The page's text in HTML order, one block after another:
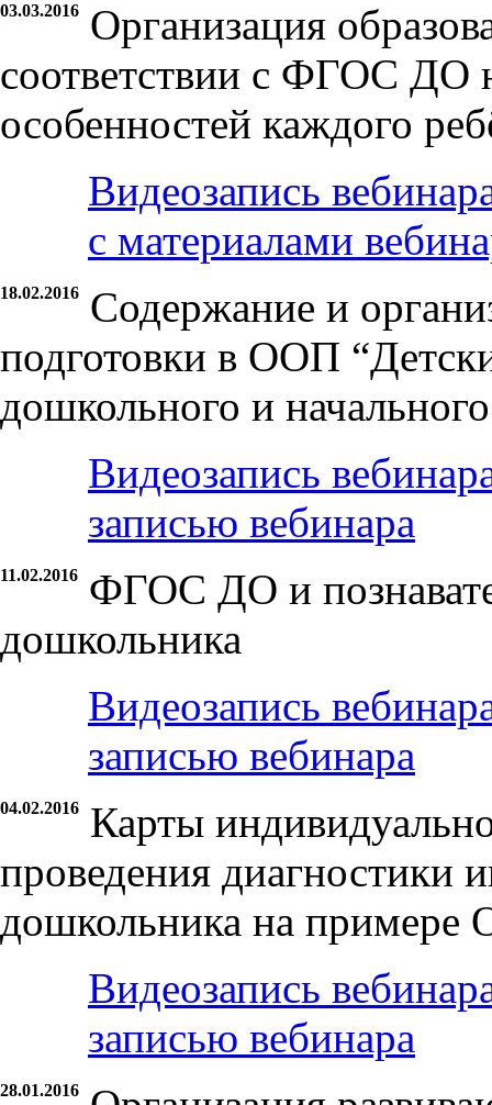
03.03.2016
Организация
соответствии с ФГОС ДО
особенностей каждого
Видеозапись
с материалами
18.02.2016
Содержание и
подготовки в ООП
дошкольного и
Видеозапись
записью вебинара
11.02.2016
ФГОС ДО и
дошкольника
Видеозапись
записью вебинара
04.02.2016
Карты
проведения диагностики
дошкольника на примере
Видеозапись
записью вебинара
28.01.2016